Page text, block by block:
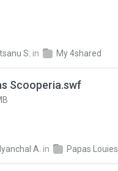
S. in My 4shared
Scooperia.swf
A. in Papas Louies